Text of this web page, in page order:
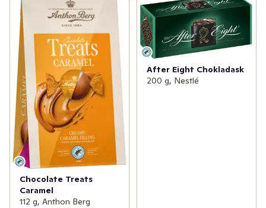
Chocolate Treats
Caramel
112 g, Anthon Berg
After Eight Chokladask
200 g, Nestlé